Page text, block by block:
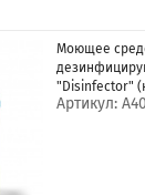
Моющее
"Disinfector"
AVK-551
Артикул: